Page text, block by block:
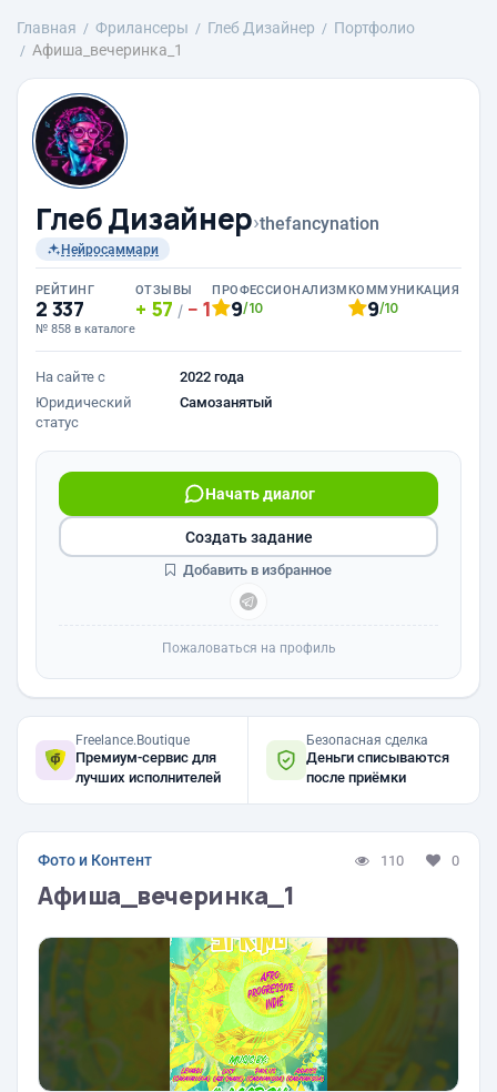
Главная Фрилансеры Глеб Дизайнер
Портфолио
Афиша_вечеринка_1
Глеб Дизайнер›thefancynation
Нейросаммари
РЕЙТИНГ
2 337
№ 858 в каталоге
ОТЗЫВЫ
57 / 1
ПРОФЕССИОНАЛИЗМ
9/10
КОММУНИКАЦИЯ
9/10
На сайте с
2022 года
Юридический
статус
Самозанятый
Начать диалог
Создать задание
Добавить в избранное
Пожаловаться на профиль
Freelance.Boutique
Премиум-сервис для
лучших исполнителей
Безопасная сделка
Деньги списываются
после приёмки
Фото и Контент 110 0
Афиша_вечеринка_1